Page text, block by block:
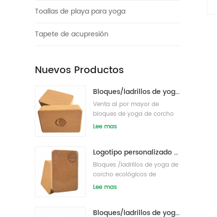
Toallas de playa para yoga
Tapete de acupresión
Nuevos Productos
Bloques/ladrillos de yoga de corcho natural ecológicos con impresión de logotipo al por mayor
Venta al por mayor de
bloques de yoga de corcho
de etiqueta privada
Lee mas
Logotipo personalizado que imprime bloques de yoga de corcho ecológicos para entrenamiento físico
Bloques /ladrillos de yoga de
corcho ecológicos de
etiqueta privada impresos
Lee mas
Bloques/ladrillos de yoga de corcho natural de etiqueta privada impresa de suministro de fábrica